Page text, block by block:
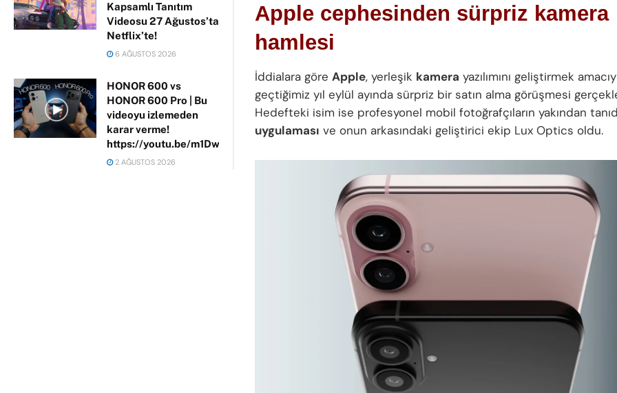
Kapsamlı Tanıtım
Videosu 27 Ağustos’ta
Netflix’te!
6 AĞUSTOS 2026
HONOR 600 vs
HONOR 600 Pro | Bu
videoyu izlemeden
karar verme!
https://youtu.be/m1DwhP3lPCM
2 AĞUSTOS 2026
Apple cephesinden sürpriz kamera
hamlesi
İddialara göre Apple, yerleşik kamera yazılımını geliştirmek
geçtiğimiz yıl eylül ayında sürpriz bir satın alma görüşmesi
Hedefteki isim ise profesyonel mobil fotoğrafçıların yakından
uygulaması ve onun arkasındaki geliştirici ekip Lux Optics oldu.